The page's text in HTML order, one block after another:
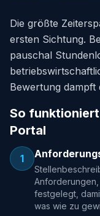
Die größte
ersten Sichtung.
pauschal
Bewertung dampft
So funktioniert
Portal
1
Anforderungen,
festgelegt,
was wie zu